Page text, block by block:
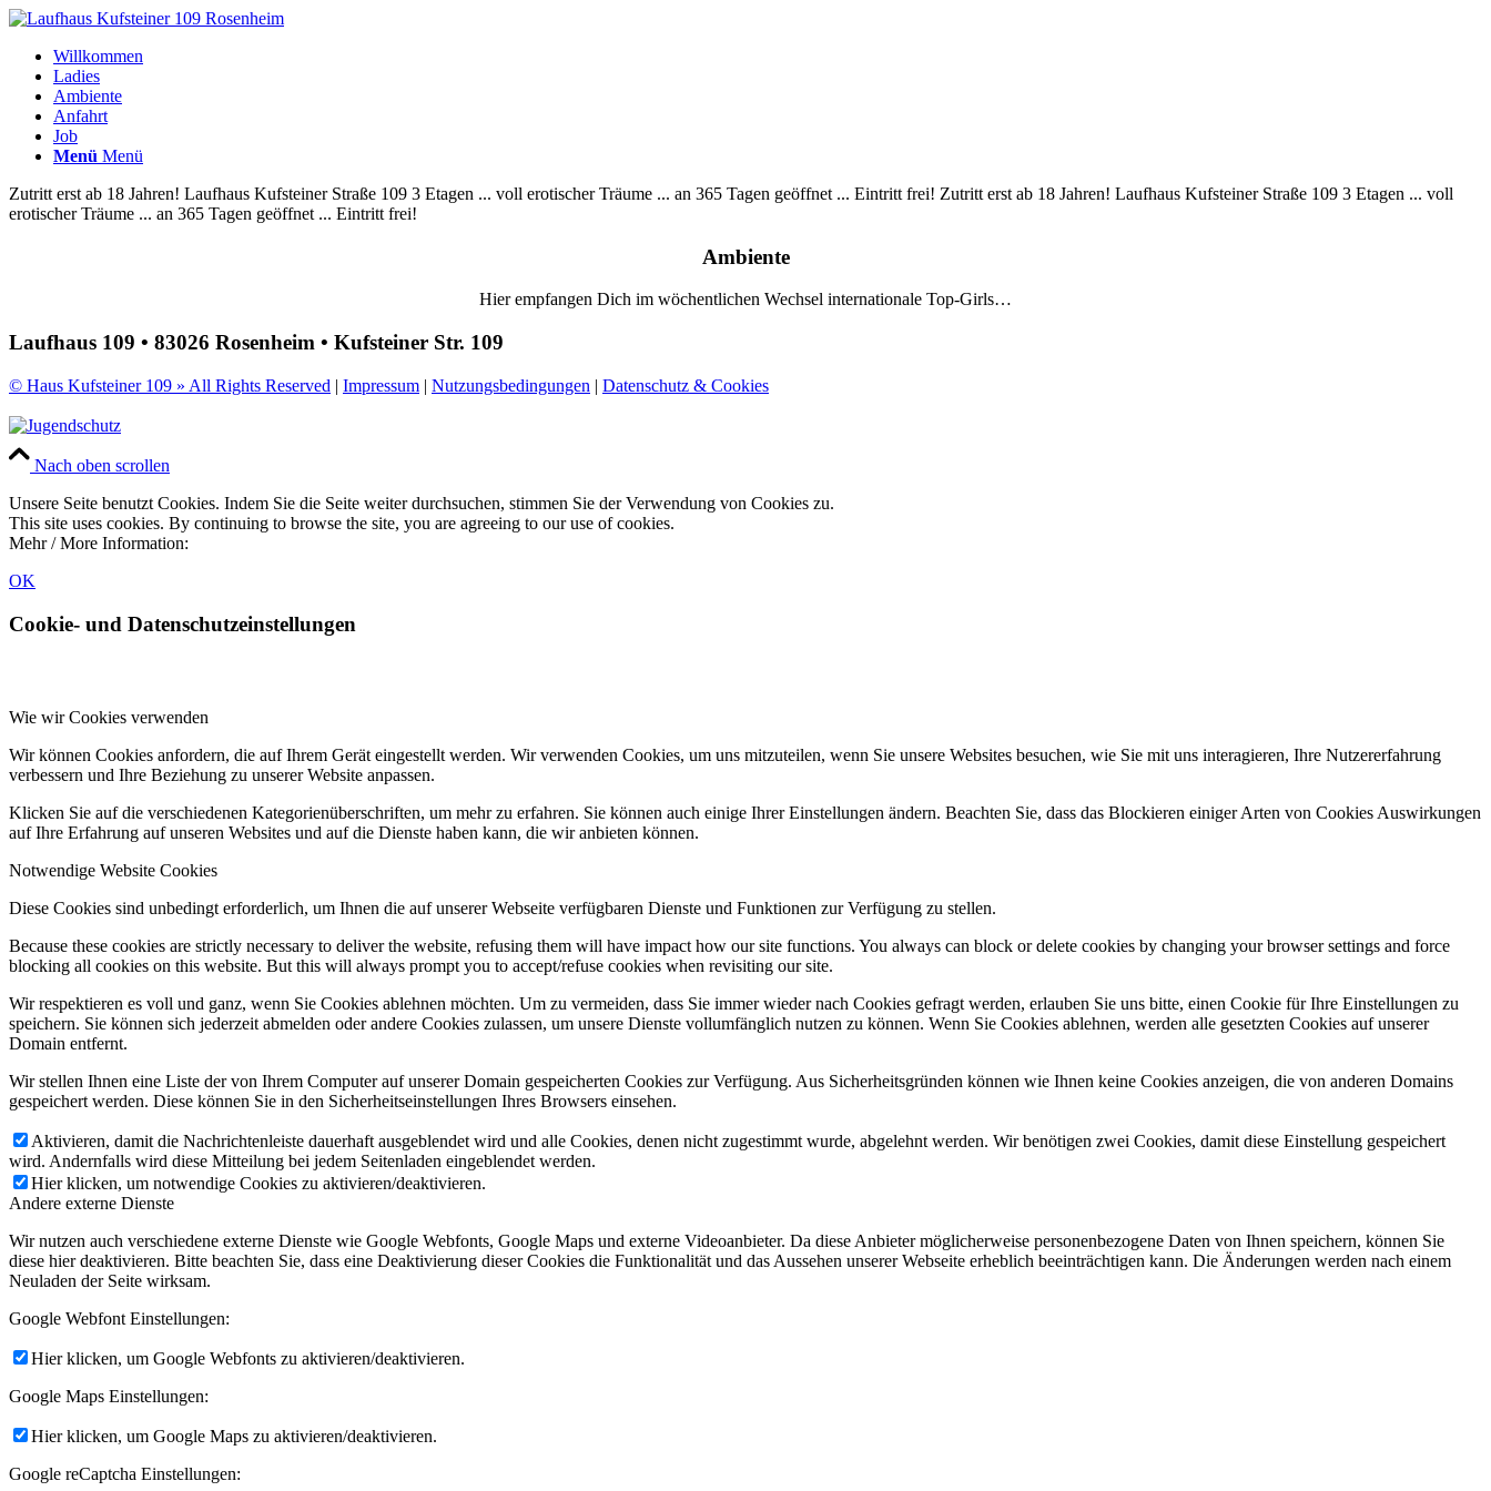
Willkommen
Ladies
Ambiente
Anfahrt
Job
Menü Menü
Zutritt erst ab 18 Jahren! Laufhaus Kufsteiner Straße 109 3 Etagen ... voll erotischer Träume ... an 365 Tagen geöffnet ... Eintritt frei! Zutritt erst ab 18 Jahren! Laufhaus Kufsteiner Straße 109 3 Etagen ... voll
erotischer Träume ... an 365 Tagen geöffnet ... Eintritt frei!
Ambiente
Hier empfangen Dich im wöchentlichen Wechsel internationale Top-Girls…
Laufhaus 109 • 83026 Rosenheim • Kufsteiner Str. 109
© Haus Kufsteiner 109 » All Rights Reserved | Impressum | Nutzungsbedingungen | Datenschutz & Cookies
Nach oben scrollen
Unsere Seite benutzt Cookies. Indem Sie die Seite weiter durchsuchen, stimmen Sie der Verwendung von Cookies zu.
This site uses cookies. By continuing to browse the site, you are agreeing to our use of cookies.
Mehr / More Information:
OK
Cookie- und Datenschutzeinstellungen
Wie wir Cookies verwenden
Wir können Cookies anfordern, die auf Ihrem Gerät eingestellt werden. Wir verwenden Cookies, um uns mitzuteilen, wenn Sie unsere Websites besuchen, wie Sie mit uns interagieren, Ihre Nutzererfahrung
verbessern und Ihre Beziehung zu unserer Website anpassen.
Klicken Sie auf die verschiedenen Kategorienüberschriften, um mehr zu erfahren. Sie können auch einige Ihrer Einstellungen ändern. Beachten Sie, dass das Blockieren einiger Arten von Cookies Auswirkungen
auf Ihre Erfahrung auf unseren Websites und auf die Dienste haben kann, die wir anbieten können.
Notwendige Website Cookies
Diese Cookies sind unbedingt erforderlich, um Ihnen die auf unserer Webseite verfügbaren Dienste und Funktionen zur Verfügung zu stellen.
Because these cookies are strictly necessary to deliver the website, refusing them will have impact how our site functions. You always can block or delete cookies by changing your browser settings and force
blocking all cookies on this website. But this will always prompt you to accept/refuse cookies when revisiting our site.
Wir respektieren es voll und ganz, wenn Sie Cookies ablehnen möchten. Um zu vermeiden, dass Sie immer wieder nach Cookies gefragt werden, erlauben Sie uns bitte, einen Cookie für Ihre Einstellungen zu
speichern. Sie können sich jederzeit abmelden oder andere Cookies zulassen, um unsere Dienste vollumfänglich nutzen zu können. Wenn Sie Cookies ablehnen, werden alle gesetzten Cookies auf unserer
Domain entfernt.
Wir stellen Ihnen eine Liste der von Ihrem Computer auf unserer Domain gespeicherten Cookies zur Verfügung. Aus Sicherheitsgründen können wie Ihnen keine Cookies anzeigen, die von anderen Domains
gespeichert werden. Diese können Sie in den Sicherheitseinstellungen Ihres Browsers einsehen.
Aktivieren, damit die Nachrichtenleiste dauerhaft ausgeblendet wird und alle Cookies, denen nicht zugestimmt wurde, abgelehnt werden. Wir benötigen zwei Cookies, damit diese Einstellung gespeichert
wird. Andernfalls wird diese Mitteilung bei jedem Seitenladen eingeblendet werden.
Hier klicken, um notwendige Cookies zu aktivieren/deaktivieren.
Andere externe Dienste
Wir nutzen auch verschiedene externe Dienste wie Google Webfonts, Google Maps und externe Videoanbieter. Da diese Anbieter möglicherweise personenbezogene Daten von Ihnen speichern, können Sie
diese hier deaktivieren. Bitte beachten Sie, dass eine Deaktivierung dieser Cookies die Funktionalität und das Aussehen unserer Webseite erheblich beeinträchtigen kann. Die Änderungen werden nach einem
Neuladen der Seite wirksam.
Google Webfont Einstellungen:
Hier klicken, um Google Webfonts zu aktivieren/deaktivieren.
Google Maps Einstellungen:
Hier klicken, um Google Maps zu aktivieren/deaktivieren.
Google reCaptcha Einstellungen: